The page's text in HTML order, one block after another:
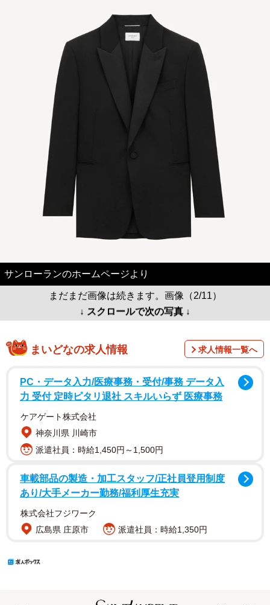
サンローランのホームページより
まだまだ画像は続きます。画像（2/11）
↓ スクロールで次の写真 ↓
まいどなの求人情報 求人情報一覧へ
PC・データ入力/医療事務・受付/事務 データ入
力 受付 定時ピタリ退社 スキルいらず 医療事務
ケアゲート株式会社
神奈川県 川崎市
派遣社員：時給1,450円～1,500円
車載部品の製造・加工スタッフ/正社員登用制度
あり/大手メーカー勤務/福利厚生充実
株式会社フジワーク
広島県 庄原市
派遣社員：時給1,350円